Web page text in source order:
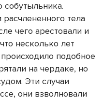
собутыльника.
тела
чего арестовали и
несколько лет
подобное
на чердаке, но
Эти случаи
они взволновали